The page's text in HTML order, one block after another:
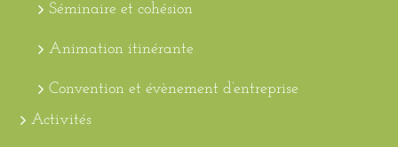
Séminaire et cohésion
Animation itinérante
Convention et évènement d’entreprise
Activités